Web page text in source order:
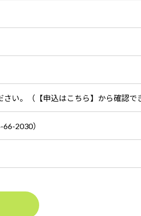
い。（【申込はこちら】から確認で
2030）